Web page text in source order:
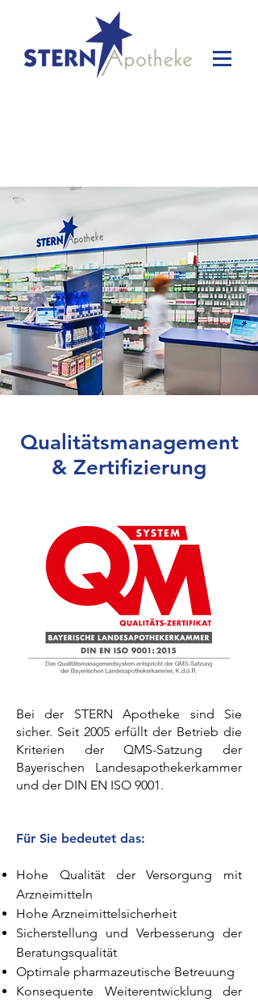
Qualitätsmanagement
& Zertifizierung
Bei der STERN Apotheke sind Sie
sicher. Seit 2005 erfüllt der Betrieb die
Kriterien der QMS-Satzung der
Bayerischen Landesapothekerkammer
und der DIN EN ISO 9001.
Für Sie bedeutet das:
Hohe Qualität der Versorgung mit
Arzneimitteln
Hohe Arzneimittelsicherheit
Sicherstellung und Verbesserung der
Beratungsqualität
Optimale pharmazeutische Betreuung
Konsequente Weiterentwicklung der